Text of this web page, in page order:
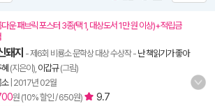
다운 패브릭 포스터 3종(택 1, 대상도서 1만 원 이상)+적립금
돼지 - 제6회 비룡소 문학상 대상 수상작- 난 책읽기가 좋아
(지은이), 이갑규(그림)
소| 2017년 02월
원 (10% 할인 / 650원) 9.7